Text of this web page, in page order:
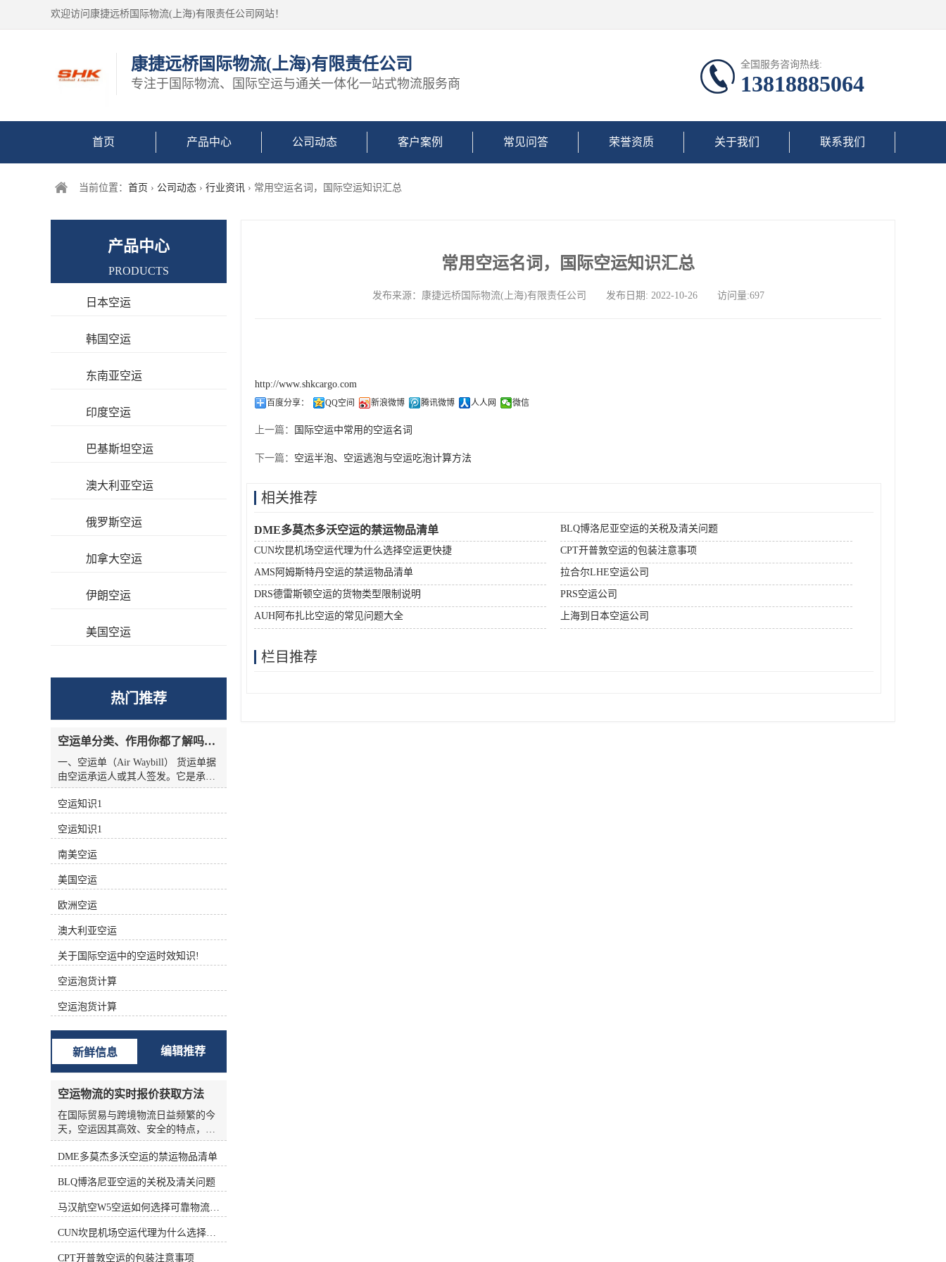
欢迎访问康捷远桥国际物流(上海)有限责任公司网站！
康捷远桥国际物流(上海)有限责任公司
专注于国际物流、国际空运与通关一体化一站式物流服务商
全国服务咨询热线:
13818885064
首页 产品中心 公司动态 客户案例 常见问答 荣誉资质 关于我们 联系我们
当前位置： 首页 › 公司动态 › 行业资讯 › 常用空运名词，国际空运知识汇总
常用空运名词，国际空运知识汇总
发布来源：康捷远桥国际物流(上海)有限责任公司 发布日期: 2022-10-26 访问量:697
http://www.shkcargo.com
百度分享： QQ空间 新浪微博 腾讯微博 人人网 微信
上一篇： 国际空运中常用的空运名词
下一篇： 空运半泡、空运逃泡与空运吃泡计算方法​
相关推荐
DME多莫杰多沃空运的禁运物品清单 BLQ博洛尼亚空运的关税及清关问题
CUN坎昆机场空运代理为什么选择空运更快捷 CPT开普敦空运的包装注意事项
AMS阿姆斯特丹空运的禁运物品清单 拉合尔LHE空运公司
DRS德雷斯顿空运的货物类型限制说明 PRS空运公司
AUH阿布扎比空运的常见问题大全 上海到日本空运公司
栏目推荐
产品中心
PRODUCTS
日本空运
韩国空运
东南亚空运
印度空运
巴基斯坦空运
澳大利亚空运
俄罗斯空运
加拿大空运
伊朗空运
美国空运
热门推荐
空运单分类、作用你都了解吗？空运单干货讲解
一、空运单（Air Waybill） 货运单据
由空运承运人或其人签发。它是承运
人收到货物的收据，也是托运人与承
运人之间的运输合同，但没有物权凭
二、航空货运单分类 1.按无承运人名
称分类 航空货运单有两种 (1)货运单
（Airline Air Waybill） 印有出票
（issue carrier）航空货运单的名称和
标志(航徽、代码等)。.这种空运单代
表的身份。 (2)中性货运单（Neutral
Air Waybill） 承运人名称和标志的货
运单未提前打印在运单上。这种空运
根据不同的功能进行分类 (1)航空主
运单（Master Air Waybill ，MAWB）
签发的航空运单称为主运单。 (2)航
空分运单（House Air Waybill ，
HAWB） 在办理集中托运业务时，向
发货人签发运单。三、航空货运单的
构成 中国国际航空货运单由一式十二
联组成，包括三联原件、六联副本和
三联额外副本。 如下表所示： 填写
航空货运单的责任 根据《华沙公
约》、《海牙议定书》和承运人的运
输条件，承运人的运输条件为托运人
准备航空货运单。 根据《华沙公约》
第六条第(1)款和第(5)款，航空货运单
由托运人填写。承运人按托运人要求
写。 这表明托运人应对货运单上填写
人对货运单上填写的内容不准确、不
完整造成的损失负责。 在航空货运业
务运营中，各承运的大量货物由其人
收运，部分特殊货物由直接收运。托
空运知识1
空运知识1
南美空运
美国空运
欧洲空运
澳大利亚空运
关于国际空运中的空运时效知识!
空运泡货计算
空运泡货计算
新鲜信息 编辑推荐
空运物流的实时报价获取方法
在国际贸易与跨境物流日益频繁的今
天，空运因其高效、安全的特点，成
为许多企业优先选择的运输方式。然
而，空运物流的报价并非一成不变，
货物种类等多种变量影响，价格波动
频繁。对于货主和物流从业者来说，
如何准确、高效地获取实时报价，是
控制成本、优化供应链的关键环节。
本文将从实际业务角度出发，系统梳
理空运物流实时报价的获取方法，帮
DME多莫杰多沃空运的禁运物品清单
BLQ博洛尼亚空运的关税及清关问题
马汉航空W5空运如何选择可靠物流公司
CUN坎昆机场空运代理为什么选择空运更快捷
CPT开普敦空运的包装注意事项